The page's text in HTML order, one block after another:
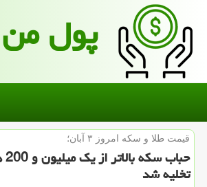
پول من
قیمت طلا و سكه امروز ۳ آبان؛
تخلیه شد